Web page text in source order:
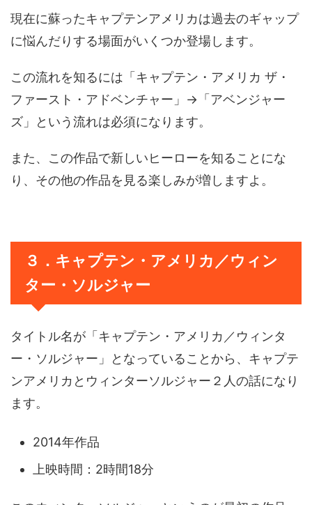
現在に蘇ったキャプテンアメリカは過去のギャップ
に悩んだりする場面がいくつか登場します。
この流れを知るには「キャプテン・アメリカ ザ・
ファースト・アドベンチャー」→「アベンジャー
ズ」という流れは必須になります。
また、この作品で新しいヒーローを知ることにな
り、その他の作品を見る楽しみが増しますよ。
３．キャプテン・アメリカ／ウィン
ター・ソルジャー
タイトル名が「キャプテン・アメリカ／ウィンタ
ー・ソルジャー」となっていることから、キャプテ
ンアメリカとウィンターソルジャー２人の話になり
ます。
2014年作品
上映時間：2時間18分